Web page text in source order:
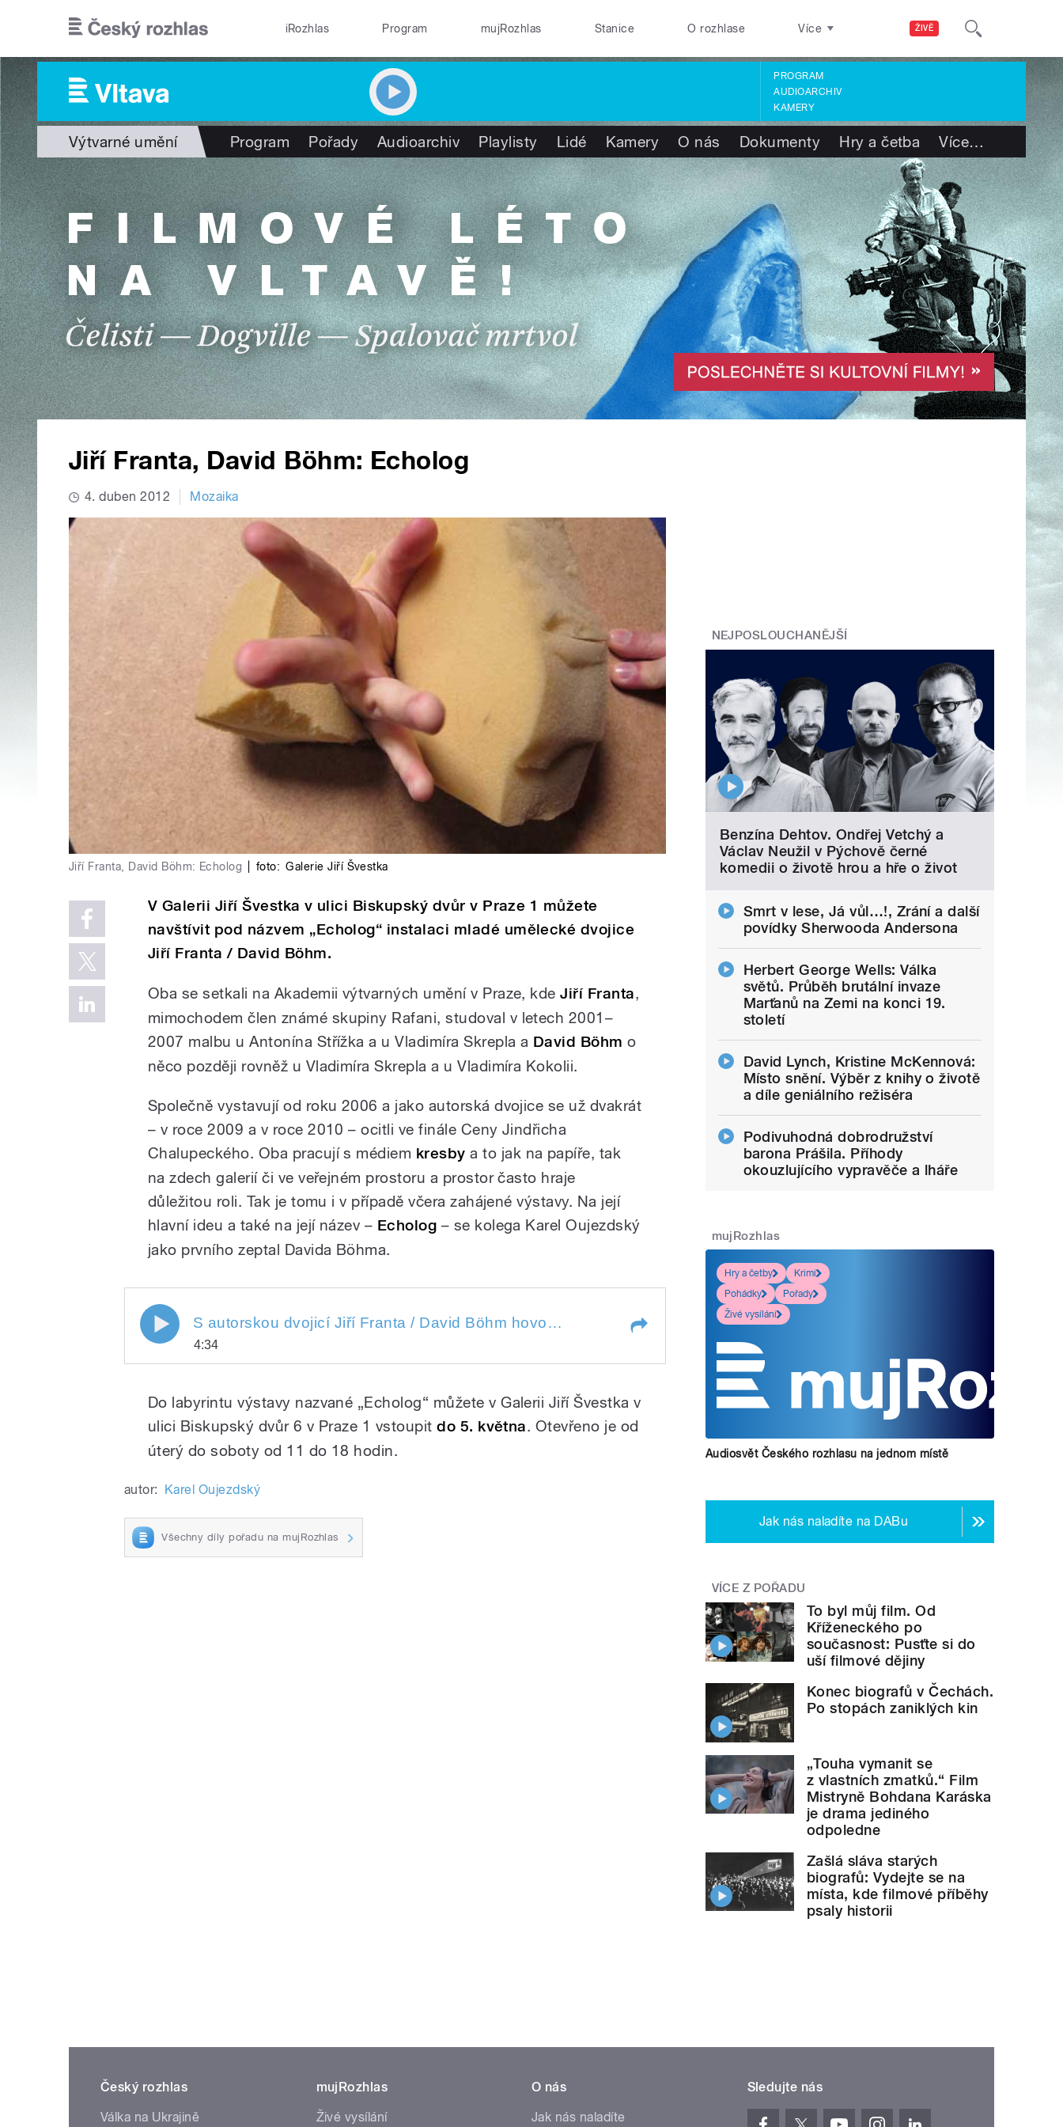
ŽIVĚ
iRozhlas Program mujRozhlas Stanice O rozhlase Více
PROGRAM
AUDIOARCHIV
KAMERY
Výtvarné umění Program Pořady Audioarchiv Playlisty Lidé Kamery O nás Dokumenty Hry a četba Více…
Jiří Franta, David Böhm: Echolog
4. duben 2012 Mozaika
Jiří Franta, David Böhm: Echolog foto: Galerie Jiří Švestka
V Galerii Jiří Švestka v ulici Biskupský dvůr v Praze 1 můžete
navštívit pod názvem „Echolog“ instalaci mladé umělecké dvojice
Jiří Franta / David Böhm.
Oba se setkali na Akademii výtvarných umění v Praze, kdeJiří Franta,
mimochodem člen známé skupiny Rafani, studoval v letech 2001–
2007 malbu u Antonína Střížka a u Vladimíra Skrepla a David Böhm o
něco později rovněž u Vladimíra Skrepla a u Vladimíra Kokolii.
Společně vystavují od roku 2006 a jako autorská dvojice se už dvakrát
– v roce 2009 a v roce 2010 – ocitli ve finále Ceny Jindřicha
Chalupeckého. Oba pracují s médiem kresby a to jak na papíře, tak
na zdech galerií či ve veřejném prostoru a prostor často hraje
důležitou roli. Tak je tomu i v případě včera zahájené výstavy. Na její
hlavní ideu a také na její název – Echolog – se kolega Karel Oujezdský
jako prvního zeptal Davida Böhma.
S autorskou dvojicí Jiří Franta / David Böhm hovoří Karel
Oujezdský
/
S autorskou dvojicí Jiří Franta / David Böhm hovoří Karel Oujezdský
4:34
Do labyrintu výstavy nazvané „Echolog“ můžete v Galerii Jiří Švestka v
ulici Biskupský dvůr 6 v Praze 1 vstoupitdo 5. května. Otevřeno je od
úterý do soboty od 11 do 18 hodin.
autor: Karel Oujezdský
Všechny díly pořadu na mujRozhlas
NEJPOSLOUCHANĚJŠÍ
Benzína Dehtov. Ondřej Vetchý a
Václav Neužil v Pýchově černé
komedii o životě hrou a hře o život
Smrt v lese, Já vůl…!, Zrání a další
povídky Sherwooda Andersona
Herbert George Wells: Válka
světů. Průběh brutální invaze
Marťanů na Zemi na konci 19.
století
David Lynch, Kristine McKennová:
Místo snění. Výběr z knihy o životě
a díle geniálního režiséra
Podivuhodná dobrodružství
barona Prášila. Příhody
okouzlujícího vypravěče a lháře
mujRozhlas
Hry a četby
Krimi
Pohádky
Pořady
Živé vysílání
Audiosvět Českého rozhlasu na jednom místě
Jak nás naladíte na DABu
VÍCE Z POŘADU
To byl můj film. Od
Kříženeckého po
současnost: Pusťte si do
uší filmové dějiny
Konec biografů v Čechách.
Po stopách zaniklých kin
„Touha vymanit se
z vlastních zmatků.“ Film
Mistryně Bohdana Karáska
je drama jediného
odpoledne
Zašlá sláva starých
biografů: Vydejte se na
místa, kde filmové příběhy
psaly historii
Český rozhlas
Válka na Ukrajině
mujRozhlas
Živé vysílání
O nás
Jak nás naladíte
Sledujte nás